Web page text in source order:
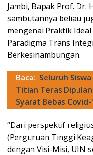
Jambi, Bapak Prof. Dr.
sambutannya beliau
mengenai Praktik
Paradigma Trans
Berkesinambungan.
Baca: Seluruh Siswa
Titian Teras
Syarat Bebas Covid-
“Dari perspektif
(Perguruan Tinggi
dengan Visi-Misi, UIN